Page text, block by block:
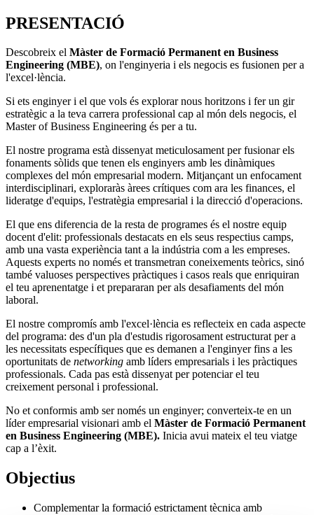
PRESENTACIÓ
Descobreix el Màster de Formació Permanent en Business
Engineering (MBE), on l'enginyeria i els negocis es fusionen per a
l'excel·lència.
Si ets enginyer i el que vols és explorar nous horitzons i fer un gir
estratègic a la teva carrera professional cap al món dels negocis, el
Master of Business Engineering és per a tu.
El nostre programa està dissenyat meticulosament per fusionar els
fonaments sòlids que tenen els enginyers amb les dinàmiques
complexes del món empresarial modern. Mitjançant un enfocament
interdisciplinari, exploraràs àrees crítiques com ara les finances, el
lideratge d'equips, l'estratègia empresarial i la direcció d'operacions.
El que ens diferencia de la resta de programes és el nostre equip
docent d'elit: professionals destacats en els seus respectius camps,
amb una vasta experiència tant a la indústria com a les empreses.
Aquests experts no només et transmetran coneixements teòrics, sinó
també valuoses perspectives pràctiques i casos reals que enriquiran
el teu aprenentatge i et prepararan per als desafiaments del món
laboral.
El nostre compromís amb l'excel·lència es reflecteix en cada aspecte
del programa: des d'un pla d'estudis rigorosament estructurat per a
les necessitats específiques que es demanen a l'enginyer fins a les
oportunitats de networking amb líders empresarials i les pràctiques
professionals. Cada pas està dissenyat per potenciar el teu
creixement personal i professional.
No et conformis amb ser només un enginyer; converteix-te en un
líder empresarial visionari amb el Màster de Formació Permanent
en Business Engineering (MBE). Inicia avui mateix el teu viatge
cap a l’èxit.
Objectius
Complementar la formació estrictament tècnica amb